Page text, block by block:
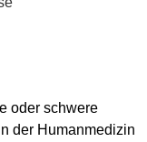
oder schwere
der Humanmedizin